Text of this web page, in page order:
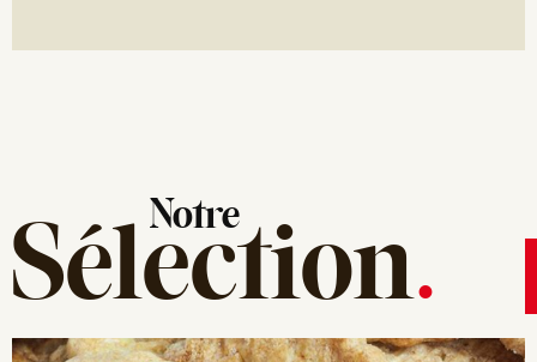
Notre
Sélection.